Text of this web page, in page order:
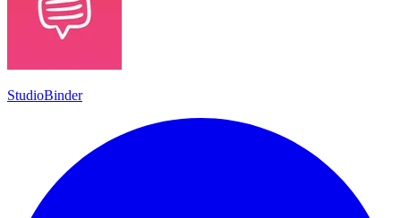
StudioBinder